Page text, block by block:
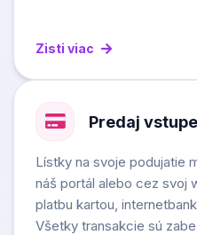
Zisti viac
Predaj
Lístky na svoje podujatie
náš portál alebo cez svoj
platbu kartou,
Všetky transakcie sú